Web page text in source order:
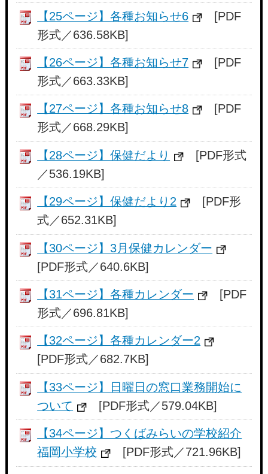
【25ページ】各種お知らせ6
[PDF
形式／636.58KB]
【26ページ】各種お知らせ7
[PDF
形式／663.33KB]
【27ページ】各種お知らせ8
[PDF
形式／668.29KB]
【28ページ】保健だより
[PDF形式
／536.19KB]
【29ページ】保健だより2
[PDF形
式／652.31KB]
【30ページ】3月保健カレンダー
[PDF形式／640.6KB]
【31ページ】各種カレンダー
[PDF
形式／696.81KB]
【32ページ】各種カレンダー2
[PDF形式／682.7KB]
【33ページ】日曜日の窓口業務開始に
ついて
[PDF形式／579.04KB]
【34ページ】つくばみらいの学校紹介
福岡小学校
[PDF形式／721.96KB]